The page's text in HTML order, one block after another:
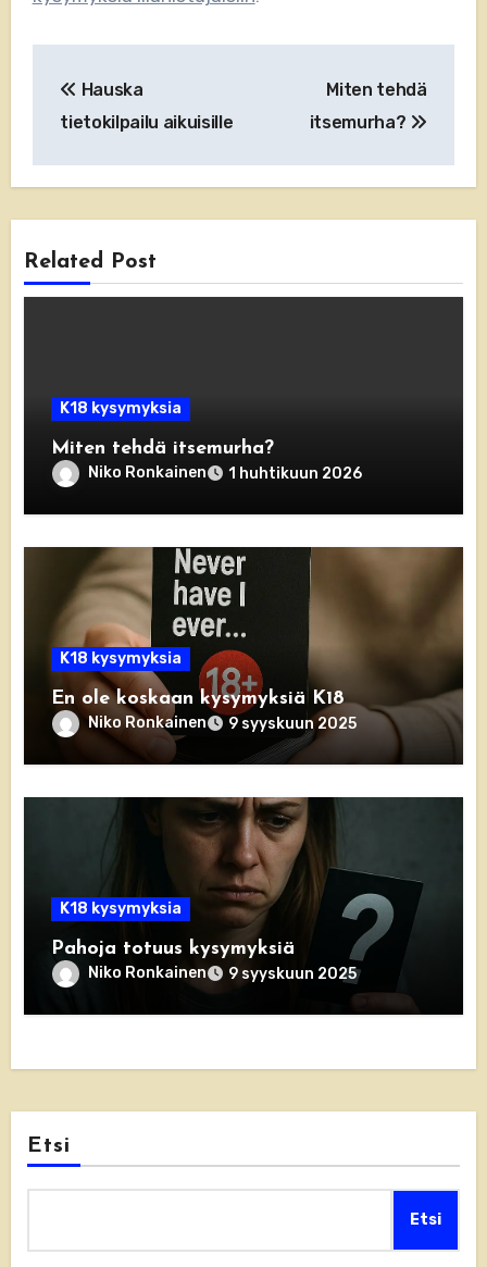
selaus
Hauska
tietokilpailu aikuisille
Miten tehdä
itsemurha?
Related Post
K18 kysymyksia
Miten tehdä itsemurha?
Niko Ronkainen 1 huhtikuun 2026
K18 kysymyksia
En ole koskaan kysymyksiä K18
Niko Ronkainen 9 syyskuun 2025
K18 kysymyksia
Pahoja totuus kysymyksiä
Niko Ronkainen 9 syyskuun 2025
Etsi
Etsi